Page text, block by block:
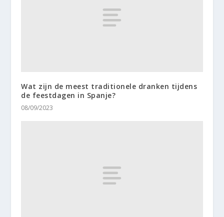
Wat zijn de meest traditionele dranken tijdens
de feestdagen in Spanje?
08/09/2023